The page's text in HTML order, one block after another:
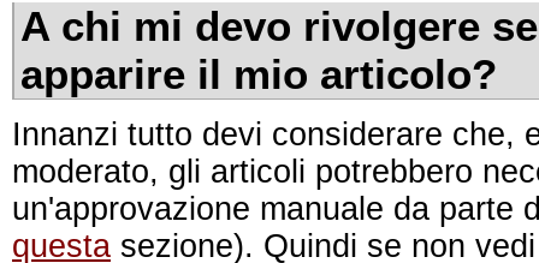
A chi mi devo rivolgere
apparire il mio articolo?
Innanzi tutto devi considerare che,
moderato, gli articoli potrebbero
un'approvazione manuale da parte
questa sezione). Quindi se non